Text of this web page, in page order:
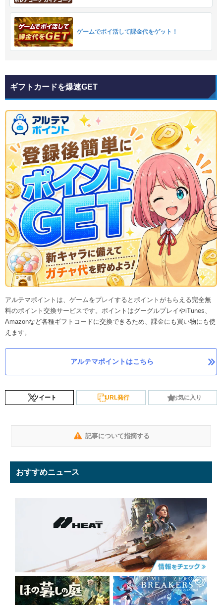
ゲームでポイ活して課金代をゲット！
ギフトカードを爆速GET
アルテマポイントは、ゲームをプレイするとポイントがもらえる完全無
料のポイント交換サービスです。ポイントはグーグルプレイやiTunes、
Amazonなど各種ギフトコードに交換できるため、課金にも買い物にも使
えます。
アルテマポイントはこちら
ツイート URL発行 お気に入り
記事について指摘する
おすすめニュース